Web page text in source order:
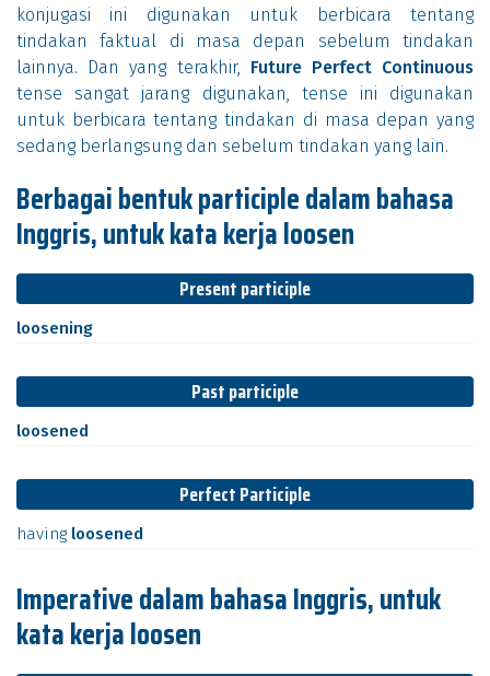
konjugasi ini digunakan untuk berbicara tentang
tindakan faktual di masa depan sebelum tindakan
lainnya. Dan yang terakhir, Future Perfect Continuous
tense sangat jarang digunakan, tense ini digunakan
untuk berbicara tentang tindakan di masa depan yang
sedang berlangsung dan sebelum tindakan yang lain.
Berbagai bentuk participle dalam bahasa
Inggris, untuk kata kerja loosen
Present participle
loosening
Past participle
loosened
Perfect Participle
having loosened
Imperative dalam bahasa Inggris, untuk
kata kerja loosen